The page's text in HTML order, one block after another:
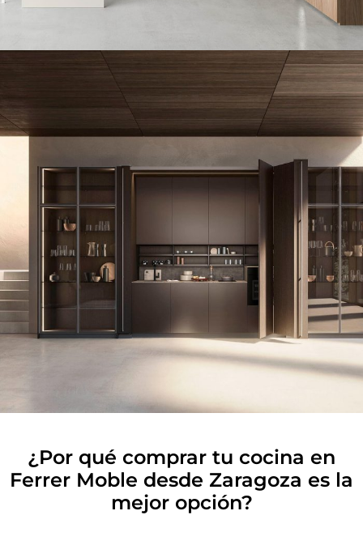
¿Por qué comprar tu cocina en
Ferrer Moble desde Zaragoza es la
mejor opción?